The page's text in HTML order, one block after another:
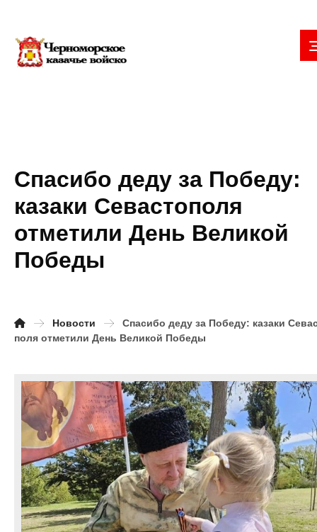
Спасибо деду за Победу:
казаки Севастополя
отметили День Великой
Победы
Новости
Спасибо деду за Победу: казаки
поля отметили День Великой Победы